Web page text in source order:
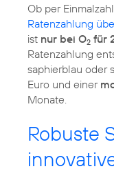
Ob per
Ratenzahlung
ist nur bei O2 für
Ratenzahlung
saphierblau oder
Euro und einer
Monate.
Robuste